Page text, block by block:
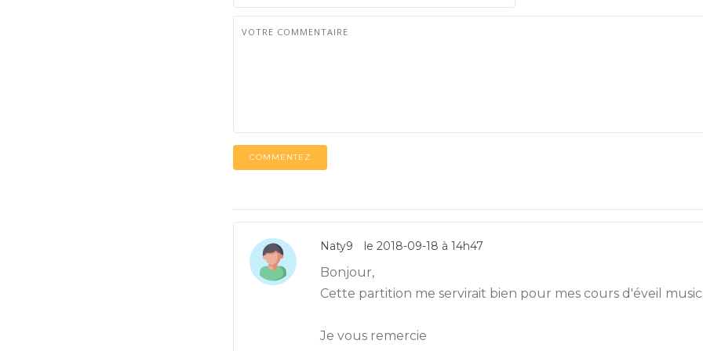
COMMENTEZ
Naty9 le 2018-09-18 à 14h47
Bonjour,
Cette partition me servirait bien pour mes cours d'éveil
Je vous remercie